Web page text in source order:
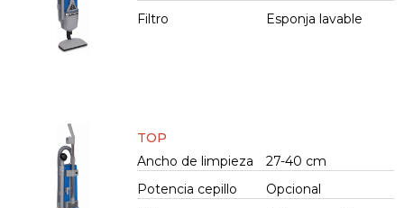
Filtro
Esponja lavable
TOP
Ancho de limpieza
27-40 cm
Potencia cepillo
Opcional